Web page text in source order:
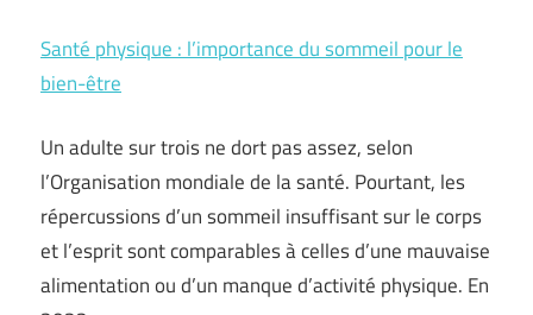
Santé physique : l’importance du sommeil pour le
bien-être
Un adulte sur trois ne dort pas assez, selon
l’Organisation mondiale de la santé. Pourtant, les
répercussions d’un sommeil insuffisant sur le corps
et l’esprit sont comparables à celles d’une mauvaise
alimentation ou d’un manque d’activité physique. En